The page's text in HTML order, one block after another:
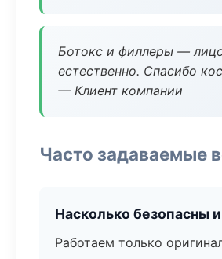
Ботокс и филлеры —
естественно. Спасибо
— Клиент компании
Часто задаваемые
Насколько безопасны
Работаем только